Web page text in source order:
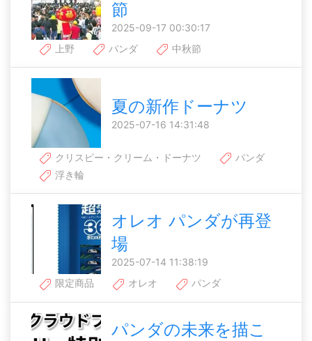
節
2025-09-17 00:30:17
上野
パンダ 中秋節
夏の新作ドーナツ
2025-07-16 14:31:48
クリスピー・クリーム・ドーナツ
パンダ
浮き輪
オレオ パンダが再登
場
2025-07-14 11:38:19
限定商品
オレオ パンダ
パンダの未来を描こ